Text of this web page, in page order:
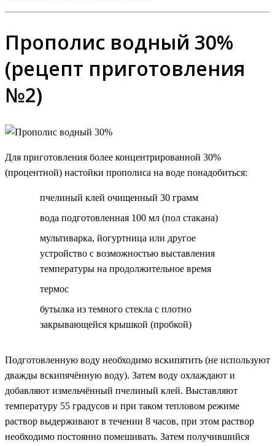
Прополис водный 30%
(рецепт приготовления
№2)
Для приготовления более концентрированной 30%
(процентной) настойки прополиса на воде понадобиться:
пчелиный клей очищенный 30 грамм
вода подготовленная 100 мл (пол стакана)
мультиварка, йогуртница или другое
устройство с возможностью выставления
температуры на продолжительное время
термос
бутылка из темного стекла с плотно
закрывающейся крышкой (пробкой)
Подготовленную воду необходимо вскипятить (не используют
дважды вскипячённую воду). Затем воду охлаждают и
добавляют измельчённый пчелиный клей. Выставляют
температуру 55 градусов и при таком тепловом режиме
раствор выдерживают в течении 8 часов, при этом раствор
необходимо постоянно помешивать. Затем получившийся